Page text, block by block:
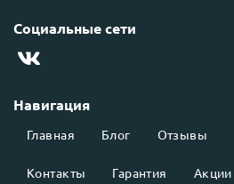
Навигация
Главная Блог Отзывы
Контакты Гарантия Акции
Социальные сети